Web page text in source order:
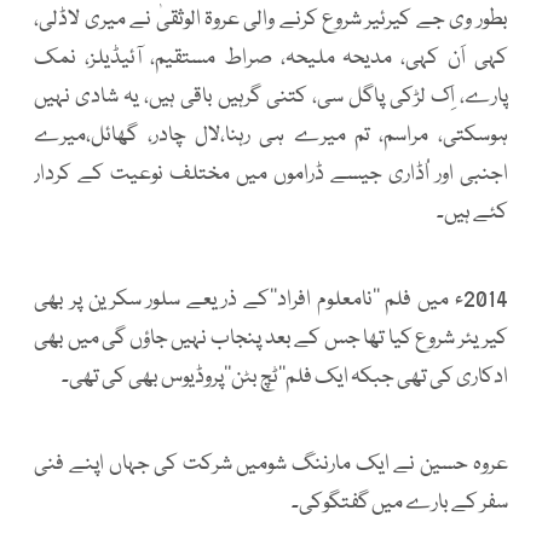
بطور وی جے کیرئیر شروع کرنے والی عروۃ الوثقیٰ نے میری لاڈلی،
کہی اَن کہی، مدیحہ ملیحہ، صراط مستقیم، آئیڈیلز، نمک
پارے، اِک لڑکی پاگل سی، کتنی گرہیں باقی ہیں، یہ شادی نہیں
ہوسکتی، مراسم، تم میرے ہی رہنا،لال چادر، گھائل،میرے
اجنبی اور اُڈاری جیسے ڈراموں میں مختلف نوعیت کے کردار
کئے ہیں۔
2014ء میں فلم ’’نامعلوم افراد‘‘کے ذریعے سلور سکرین پر بھی
کیریئر شروع کیا تھا جس کے بعد پنجاب نہیں جاؤں گی میں بھی
ادکاری کی تھی جبکہ ایک فلم’’ٹچ بٹن‘‘پروڈیوس بھی کی تھی۔
عروہ حسین نے ایک مارننگ شومیں شرکت کی جہاں اپنے فنی
سفر کے بارے میں گفتگوکی۔